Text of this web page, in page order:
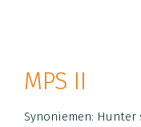
MPS II
Synoniemen: Hunter